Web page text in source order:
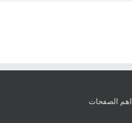
اهم الصفحات